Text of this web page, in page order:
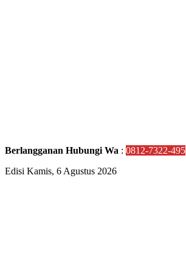
Berlangganan Hubungi Wa : 0812-7322-495
Edisi Kamis, 6 Agustus 2026